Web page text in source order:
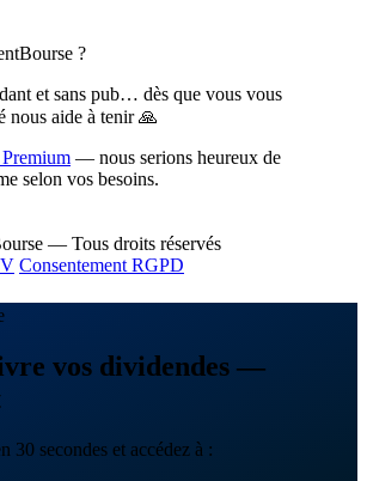
?
et sans pub… dès que vous vous
nous aide à tenir 🙏
— nous serions heureux de
selon vos besoins.
— Tous droits réservés
Consentement RGPD
vos dividendes —
30 secondes et accédez à :